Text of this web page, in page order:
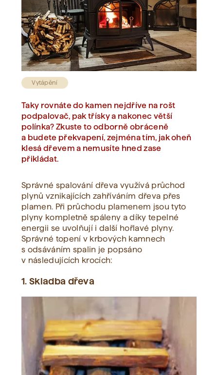
Nebyly nalezeny žádné pojmy.
Zobrazit vše
Vytápění
Taky rovnáte do kamen nejdříve na rošt
podpalovač, pak třísky a nakonec větší
polínka? Zkuste to odborně obráceně
a budete překvapení, zejména tím, jak oheň
klesá dřevem a nemusíte hned zase
přikládat.
Správné spalování dřeva využívá průchod
plynů vznikajících zahříváním dřeva přes
plamen. Při průchodu plamenem jsou tyto
plyny kompletně spáleny a díky tepelné
energii se uvolňují i další hořlavé plyny.
Správné topení v krbových kamnech
s odsáváním spalin je popsáno
v následujících krocích:
1. Skladba dřeva